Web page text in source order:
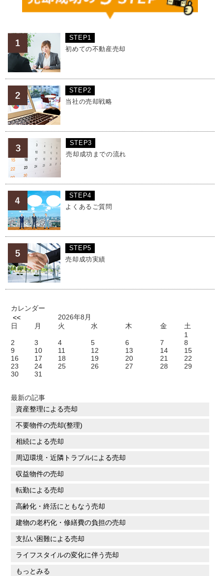
STEP1
初めての不動産売却
STEP2
当社の売却戦略
STEP3
売却成功までの流れ
STEP4
よくあるご質問
STEP5
売却成功実績
カレンダー
<<
2026年8月
日
月 火 水 木 金
土
1
2
3 4 5 6 7
8
9
10 11 12 13 14
15
16
17 18 19 20 21
22
23
24 25 26 27 28
29
30
31
最新の記事
資産整理による売却
不要物件の売却(整理)
相続による売却
周辺環境・近隣トラブルによる売却
収益物件の売却
転勤による売却
高齢化・終活にともなう売却
建物の老朽化・修繕費の負担の売却
支払い困難による売却
ライフスタイルの変化に伴う売却
もっとみる